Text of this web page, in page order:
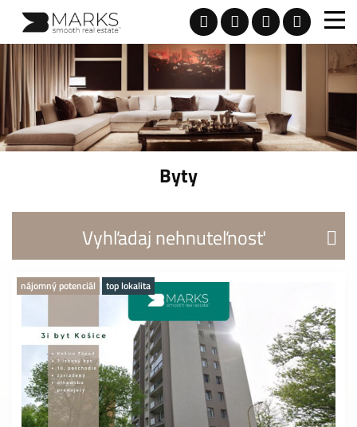
Byty
Vyhľadaj nehnuteľnosť
nájomný potenciál top lokalita